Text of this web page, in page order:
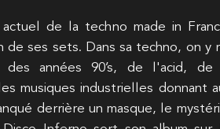
actuel de la techno made in
de ses sets. Dans sa techno, on y
des années 90’s, de l'acid,
musiques industrielles donnant
derrière un masque, le